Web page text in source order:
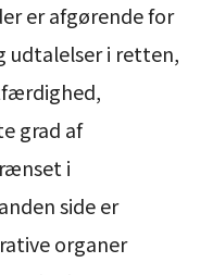
er afgørende for
udtalelser i retten,
grad af
i
side er
organer